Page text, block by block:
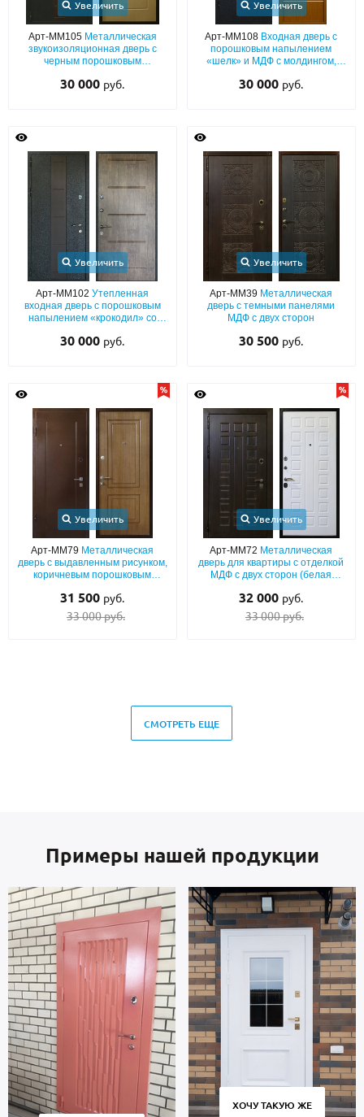
Увеличить
Арт-ММ105 Металлическая
звукоизоляционная дверь с
черным порошковым
коричневой вставкой ПВХ и
30 000 руб.
Увеличить
Арт-ММ108 Входная дверь с
порошковым напылением
«шелк» и МДФ с молдингом,
30 000 руб.
Увеличить
Арт-ММ102Утепленная
входная дверь с порошковым
напылением «крокодил» со
плитой МДФ «текстура дерева»
30 000 руб.
Увеличить
Арт-ММ39 Металлическая
дверь с темными панелями
МДФ с двух сторон
30 500 руб.
Увеличить
Арт-ММ79 Металлическая
дверь с выдавленным рисунком,
коричневым порошковым
квартиры
31 500 руб.
33 000 руб.
Увеличить
Арт-ММ72 Металлическая
дверь для квартиры с отделкой
МДФ с двух сторон (белая
32 000 руб.
33 000 руб.
СМОТРЕТЬ ЕЩЕ
Примеры нашей продукции
ХОЧУ ТАКУЮ ЖЕ